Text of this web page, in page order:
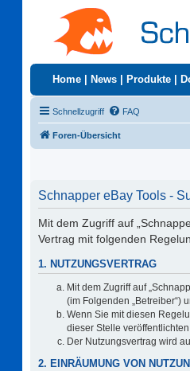
Home News Produkte
Schnellzugriff FAQ
Foren-Übersicht
Schnapper eBay Tools -
Mit dem Zugriff auf
Vertrag mit folgenden
1. NUTZUNGSVERTRAG
Mit dem Zugriff auf
(im Folgenden „Betreiber“)
Wenn Sie mit diesen
dieser Stelle
Der Nutzungsvertrag wird
2. EINRÄUMUNG VON